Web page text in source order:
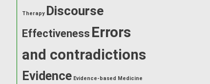
Therapy Discourse
Effectiveness Errors
and contradictions
Evidence Evidence-based Medicine